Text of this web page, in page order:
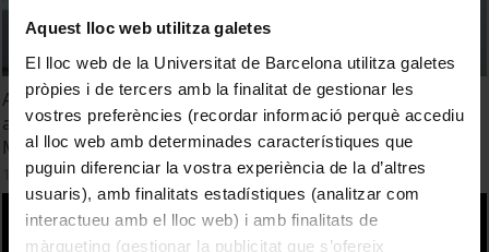
Aquest lloc web utilitza galetes
El lloc web de la Universitat de Barcelona utilitza galetes
pròpies i de tercers amb la finalitat de gestionar les
vostres preferències (recordar informació perquè accediu
al lloc web amb determinades característiques que
puguin diferenciar la vostra experiència de la d’altres
usuaris), amb finalitats estadístiques (analitzar com
interactueu amb el lloc web) i amb finalitats de
màrqueting (gestionar la publicitat que s’ofereix
Assessing pesticide contamination and natural
attenuation in a polluted aquifer using isotopic tools.
Martí Vinyes Nadal
15 June, 2022